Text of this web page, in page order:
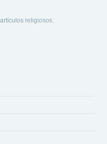
religiosos.